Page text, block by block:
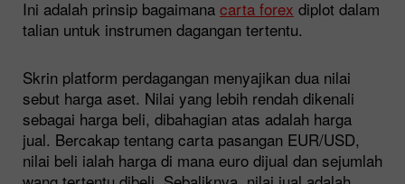
Ini adalah prinsip bagaimana carta forex diplot dalam
talian untuk instrumen dagangan tertentu.
Skrin platform perdagangan menyajikan dua nilai
sebut harga aset. Nilai yang lebih rendah dikenali
sebagai harga beli, dibahagian atas adalah harga
jual. Bercakap tentang carta pasangan EUR/USD,
nilai beli ialah harga di mana euro dijual dan sejumlah